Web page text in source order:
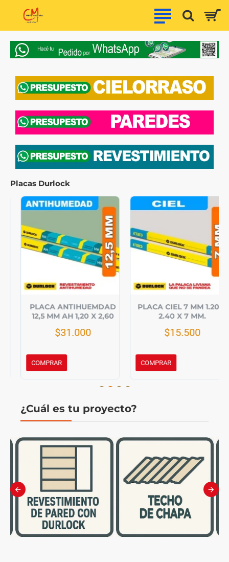
Capri
Materiales
Placas Durlock
PLACA ANTIHUEMDAD
12,5 MM AH 1,20 X 2,60
$31.000
COMPRAR
PLACA CIEL 7 MM 1.20 X
2.40 X 7 MM.
$15.500
COMPRAR
¿Cuál es tu proyecto?